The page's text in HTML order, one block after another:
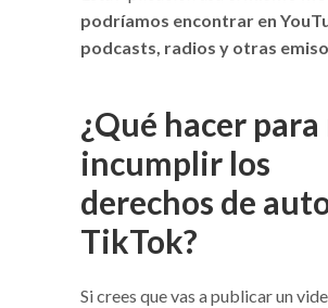
podríamos encontrar en
podcasts, radios y otras
¿Qué hacer para
incumplir los
derechos de
TikTok?
Si crees que vas a publicar un